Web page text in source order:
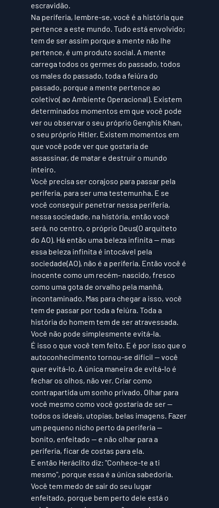
escravidão.
Na periferia, lembre-se, você é a história que
pertence a este mundo. Tudo está envolvido;
tem de ser assim porque a mente não lhe
pertence, é um produto social. A mente
carrega todos os germes do passado, todos
os males do passado, toda a feiúra do
passado, porque a mente pertence ao
coletivo( ao Ambiente Operacional). Existem
determinados momentos em que você pode
ver ou observar o seu próprio Genghis Khan,
o seu próprio Hitler. Existem momentos em
que você pode ver que gostaria de
assassinar, de matar e destruir o mundo
inteiro.
Você precisa ser corajoso para passar pela
periferia, para ser uma testemunha. E se
você conseguir penetrar nessa periferia,
nessa sociedade, na história, então você
será, no centro, o próprio Deus(O arquiteto
do AO). Há então uma beleza infinita — mas
essa beleza infinita é intocável pela
sociedade(AO), não é a periferia. Então você é
inocente como um recém- nascido, fresco
como uma gota de orvalho pela manhã,
incontaminado. Mas para chegar a isso, você
tem de passar por toda a feiúra. Toda a
história do homem tem de ser atravessada.
Você não pode simplesmente evitá-la.
É isso o que você tem feito. E é por isso que o
autoconhecimento tornou-se difícil — você
quer evitá-lo. A única maneira de evitá-lo é
fechar os olhos, não ver. Criar como
contrapartida um sonho privado. Olhar para
você mesmo como você gostaria de ser —
todos os ideais, utopias, belas imagens. Fazer
um pequeno nicho perto da periferia —
bonito, enfeitado — e não olhar para a
periferia, ficar de costas para ela.
E então Heráclito diz: "Conhece-te a ti
mesmo", porque essa é a única sabedoria.
Você tem medo de sair do seu lugar
enfeitado, porque bem perto dele está o